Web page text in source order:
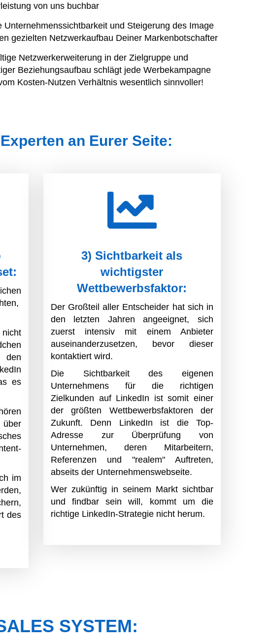
von uns buchbar
Unternehmenssichtbarkeit und Steigerung des Image
gezielten Netzwerkaufbau Deiner Markenbotschafter
Netzwerkerweiterung in der Zielgruppe und
Beziehungsaufbau schlägt jede Werbekampagne
Kosten-Nutzen Verhältnis wesentlich sinnvoller!
an Eurer Seite:
es
im
des
3) Sichtbarkeit als
wichtigster
Wettbewerbsfaktor:
Der Großteil aller Entscheider hat sich in
den letzten Jahren angeeignet, sich
zuerst intensiv mit einem Anbieter
auseinanderzusetzen, bevor dieser
kontaktiert wird.
Die Sichtbarkeit des eigenen
Unternehmens für die richtigen
Zielkunden auf LinkedIn ist somit einer
der größten Wettbewerbsfaktoren der
Zukunft. Denn LinkedIn ist die Top-
Adresse zur Überprüfung von
Unternehmen, deren Mitarbeitern,
Referenzen und "realem" Auftreten,
abseits der Unternehmenswebseite.
Wer zukünftig in seinem Markt sichtbar
und findbar sein will, kommt um die
richtige LinkedIn-Strategie nicht herum.
SYSTEM: